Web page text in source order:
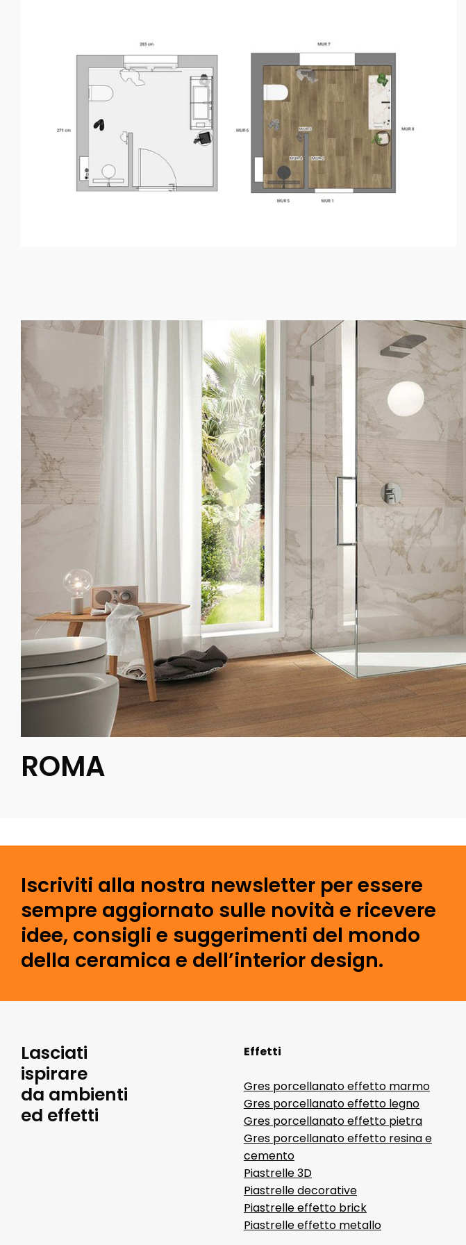
ROMA
Iscriviti alla nostra newsletter per essere
sempre aggiornato sulle novità e ricevere
idee, consigli e suggerimenti del mondo
della ceramica e dell’interior design.
Lasciati
ispirare
da ambienti
ed effetti
Effetti
Gres porcellanato effetto marmo
Gres porcellanato effetto legno
Gres porcellanato effetto pietra
Gres porcellanato effetto resina e
cemento
Piastrelle 3D
Piastrelle decorative
Piastrelle effetto brick
Piastrelle effetto metallo